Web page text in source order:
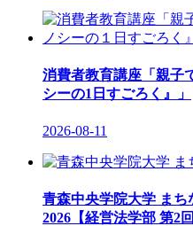
消費者教育講座「親子
シーの1日すごろく』」
2026-08-11
青森中央学院大学 ま
2026【経営法学部 第2回